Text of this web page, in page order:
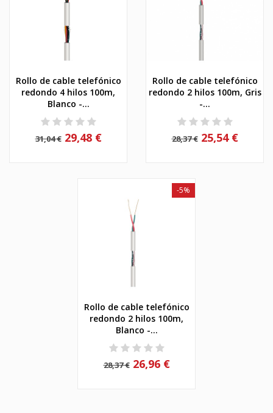
Rollo de cable telefónico
redondo 4 hilos 100m,
Blanco -...
31,04 € 29,48 €
Rollo de cable telefónico
redondo 2 hilos 100m, Gris
-...
28,37 € 25,54 €
Rollo de cable telefónico
redondo 2 hilos 100m,
Blanco -...
28,37 €
-5%
26,96 €